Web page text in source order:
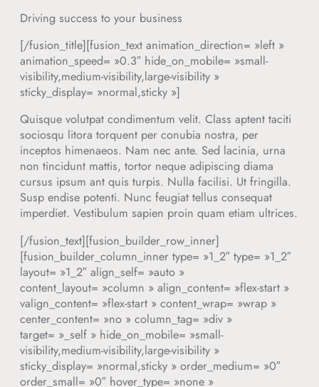
Driving success to your business
[/fusion_title][fusion_text animation_direction= »left »
animation_speed= »0.3″ hide_on_mobile= »small-
visibility,medium-visibility,large-visibility »
sticky_display= »normal,sticky »]
Quisque volutpat condimentum velit. Class aptent taciti
sociosqu litora torquent per conubia nostra, per
inceptos himenaeos. Nam nec ante. Sed lacinia, urna
non tincidunt mattis, tortor neque adipiscing diama
cursus ipsum ant quis turpis. Nulla facilisi. Ut fringilla.
Susp endise potenti. Nunc feugiat tellus consequat
imperdiet. Vestibulum sapien proin quam etiam ultrices.
[/fusion_text][fusion_builder_row_inner]
[fusion_builder_column_inner type= »1_2″ type= »1_2″
layout= »1_2″ align_self= »auto »
content_layout= »column » align_content= »flex-start »
valign_content= »flex-start » content_wrap= »wrap »
center_content= »no » column_tag= »div »
target= »_self » hide_on_mobile= »small-
visibility,medium-visibility,large-visibility »
sticky_display= »normal,sticky » order_medium= »0″
order_small= »0″ hover_type= »none »